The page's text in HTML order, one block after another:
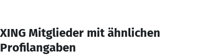
XING Mitglieder mit ähnlichen
Profilangaben